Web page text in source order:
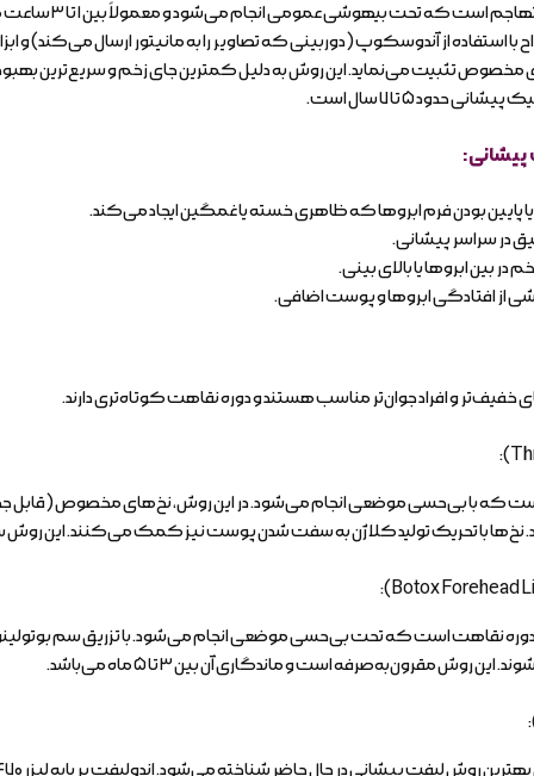
استفاده از آندوسکوپ (دوربینی که تصاویر را به مانیتور ارسال می‌کند) و
مخصوص تثبیت می‌نماید. این روش به دلیل کمترین جای زخم و سریع‌ترین
۵ تا ۷ سال است.
پایین بودن فرم ابروها که ظاهری خسته یا غمگین ایجاد می‌کند.
در سراسر پیشانی.
بین ابروها یا بالای بینی.
از افتادگی ابروها و پوست اضافی.
و افراد جوان‌تر مناسب هستند و دوره نقاهت کوتاه‌تری دارند.
که با بی‌حسی موضعی انجام می‌شود. در این روش، نخ‌های مخصوص (قابل
با تحریک تولید کلاژن به سفت شدن پوست نیز کمک می‌کنند. این روش
به دوره نقاهت است که تحت بی‌حسی موضعی انجام می‌شود. با تزریق سم
مقرون‌به‌صرفه است و ماندگاری آن بین ۳ تا ۵ ماه می‌باشد.